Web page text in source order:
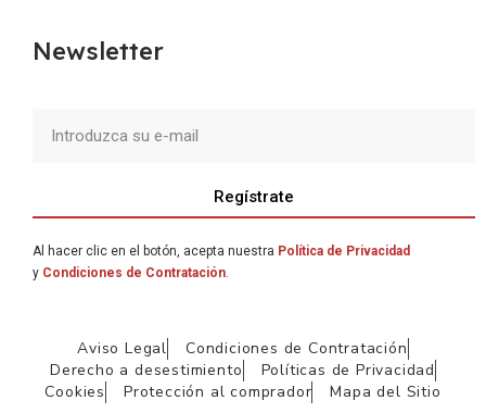
Newsletter
Regístrate
Al hacer clic en el botón, acepta nuestra Política de Privacidad
y Condiciones de Contratación.
Aviso Legal
Condiciones de Contratación
Derecho a desestimiento
Políticas de Privacidad
Cookies
Protección al comprador Mapa del Sitio